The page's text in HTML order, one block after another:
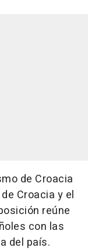
de Croacia
Croacia y el
reúne
con las
del país.